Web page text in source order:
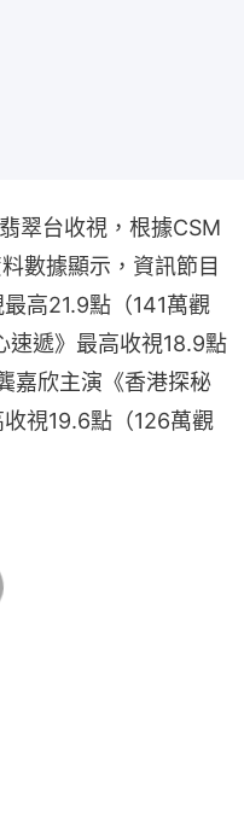
翠台收視，根據CSM
數據顯示，資訊節目
高21.9點（141萬觀
速遞》最高收視18.9點
嘉欣主演《香港探秘
視19.6點（126萬觀